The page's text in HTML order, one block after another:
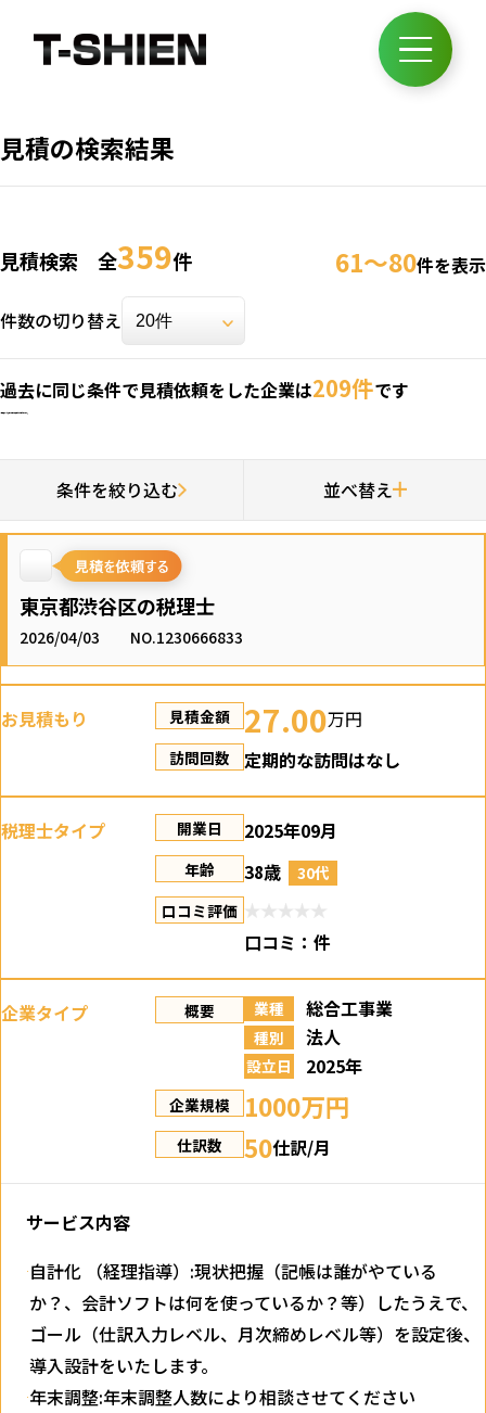
見積の検索結果
見積検索 全359件 61～80件を表示
件数の切り替え
過去に同じ条件で見積依頼をした企業は209件です
条件を絞り込む 並べ替え
東京都渋谷区の税理士
2026/04/03 NO.1230666833
お見積もり 見積金額 27.00万円
訪問回数 定期的な訪問はなし
税理士タイプ 開業日 2025年09月
年齢 38歳
30代
口コミ評価
口コミ：件
企業タイプ 概要 業種 総合工事業
種別 法人
設立日 2025年
企業規模 1000万円
仕訳数 50仕訳/月
サービス内容
自計化 （経理指導）:現状把握（記帳は誰がやている
か？、会計ソフトは何を使っているか？等）したうえで、
ゴール（仕訳入力レベル、月次締めレベル等）を設定後、
導入設計をいたします。
年末調整:年末調整人数により相談させてください